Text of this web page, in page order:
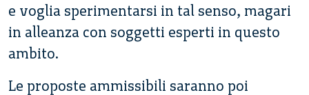
e voglia sperimentarsi in tal senso, magari
in alleanza con soggetti esperti in questo
ambito.
Le proposte ammissibili saranno poi